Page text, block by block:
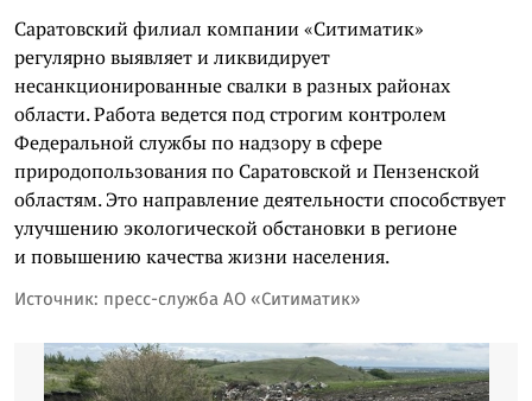
Саратовский филиал компании «Ситиматик»
регулярно выявляет и ликвидирует
несанкционированные свалки в разных районах
области. Работа ведется под строгим контролем
Федеральной службы по надзору в сфере
природопользования по Саратовской и Пензенской
областям. Это направление деятельности способствует
улучшению экологической обстановки в регионе
и повышению качества жизни населения.
Источник: пресс-служба АО «Ситиматик»